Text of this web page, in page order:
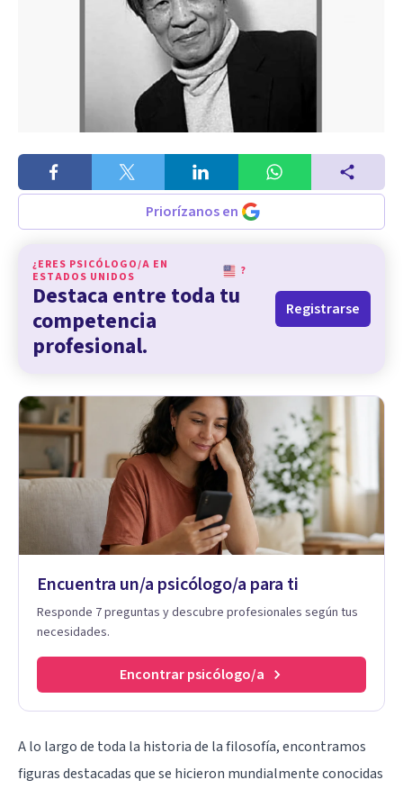
Priorízanos en
¿ERES PSICÓLOGO/A EN
ESTADOS UNIDOS
?
Destaca entre toda tu
competencia
profesional.
Registrarse
Encuentra un/a psicólogo/a para ti
Responde 7 preguntas y descubre profesionales según tus
necesidades.
Encontrar psicólogo/a
A lo largo de toda la historia de la filosofía, encontramos
figuras destacadas que se hicieron mundialmente conocidas